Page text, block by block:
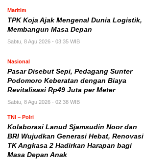
Maritim
TPK Koja Ajak Mengenal Dunia Logistik,
Membangun Masa Depan
Sabtu, 8 Agu 2026 - 03:35 WIB
Nasional
Pasar Disebut Sepi, Pedagang Sunter
Podomoro Keberatan dengan Biaya
Revitalisasi Rp49 Juta per Meter
Sabtu, 8 Agu 2026 - 02:38 WIB
TNI – Polri
Kolaborasi Lanud Sjamsudin Noor dan
BRI Wujudkan Generasi Hebat, Renovasi
TK Angkasa 2 Hadirkan Harapan bagi
Masa Depan Anak